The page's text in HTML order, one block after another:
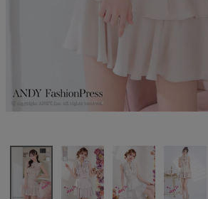
JENNNY
COMEX